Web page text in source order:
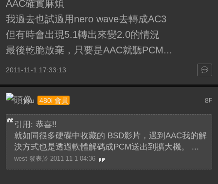
AAC確實麻煩
我過去也試過用nero wave去轉成AC3
但有時會出現5.1轉出來變2.0的情況
最後乾脆放棄，只要是AAC就聽PCM...
2011-11-1 17:33:13
8 F
jryu 480i 會員
引用: 恭喜!!
就如同很多硬碟中收藏的 BSD影片，遇到AAC我的解
決方式也是透過軟體解碼成PCM送出到擴大機。 ...
west 發表於 2011-11-1 04:36